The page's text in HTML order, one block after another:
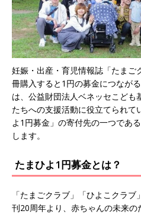
妊娠・出産・育児情報誌「たまご
冊購入すると1円の募金につなが
は、公益財団法人ベネッセこども
たちへの支援活動に役立てられて
よ1円募金」の寄付先の一つであ
します。
たまひよ1円募金とは？
「たまごクラブ」「ひよこクラ
刊20周年より、赤ちゃんの未来